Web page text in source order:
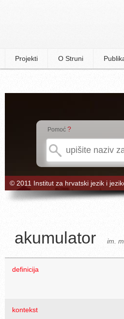
Projekti O Struni
Pomoć ?
© 2011 Institut za hrvatski jezik i
akumulator im.
definicija
kontekst